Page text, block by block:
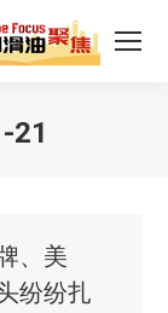
21
、美
纷纷扎